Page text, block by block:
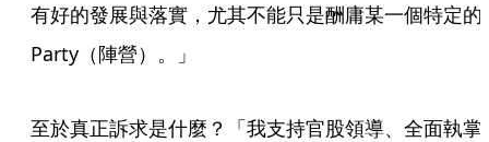
有好的發展與落實，尤其不能只是酬庸某一個特定的
Party（陣營）。」
至於真正訴求是什麼？「我支持官股領導、全面執掌